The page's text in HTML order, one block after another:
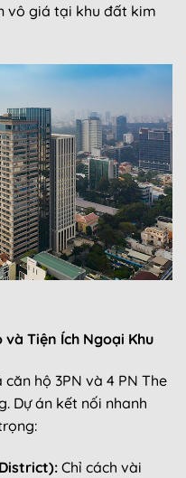
vô giá tại khu đất kim
Tiện Ích Ngoại Khu
hộ 3PN và 4 PN The
Dự án kết nối nhanh
Chỉ cách vài